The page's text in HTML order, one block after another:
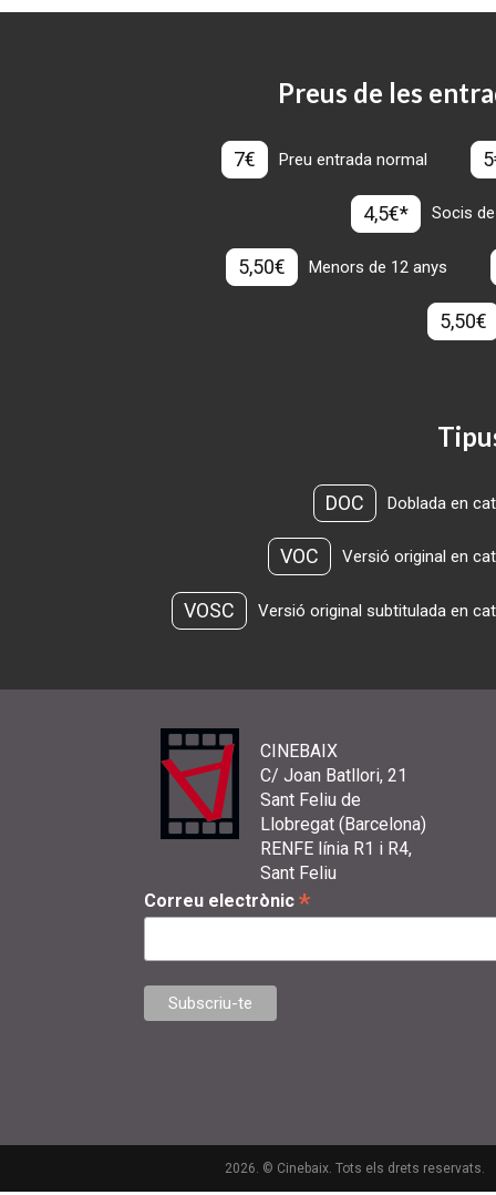
Preus de les
7€ Preu entrada normal
4,5€* Socis
5,50€ Menors de 12 anys
5,50€
DOC Doblada en
VOC Versió original en
VOSC Versió original subtitulada en
CINEBAIX
C/ Joan Batllori, 21
Sant Feliu de
Llobregat (Barcelona)
RENFE línia R1 i R4,
Sant Feliu
Correu electrònic *
2026. © Cinebaix. Tots els drets reservats.